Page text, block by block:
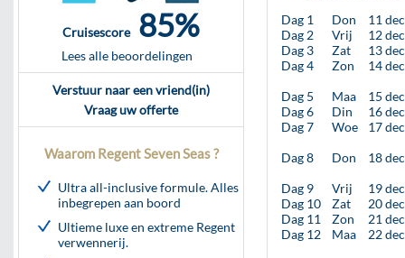
Cruisescore 85%
Lees alle beoordelingen
Verstuur naar een vriend(in)
Vraag uw offerte
Waarom Regent Seven Seas ?
Ultra all-inclusive formule. Alles
inbegrepen aan boord
Ultieme luxe en extreme Regent
verwennerij.
Dag 1 Don
11
Dag 2
Vrij
12
Dag 3
Zat
13
Dag 4
Zon
14
Dag 5
Maa
15
Dag 6
Din
16
Dag 7
Woe
17
Dag 8
Don
18
Dag 9
Vrij
19
Dag 10
Zat
20
Dag 11
Zon
21
Dag 12
Maa 22